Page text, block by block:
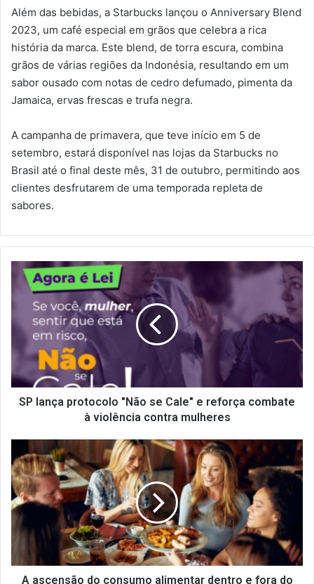
Além das bebidas, a Starbucks lançou o Anniversary Blend
2023, um café especial em grãos que celebra a rica
história da marca. Este blend, de torra escura, combina
grãos de várias regiões da Indonésia, resultando em um
sabor ousado com notas de cedro defumado, pimenta da
Jamaica, ervas frescas e trufa negra.
A campanha de primavera, que teve início em 5 de
setembro, estará disponível nas lojas da Starbucks no
Brasil até o final deste mês, 31 de outubro, permitindo aos
clientes desfrutarem de uma temporada repleta de
sabores.
lança
protocolo
reforça
combate
SP lança protocolo "Não se Cale" e reforça combate
à violência contra mulheres
ascensão
do
consumo
alimentar
dentro
do
A ascensão do consumo alimentar dentro e fora do